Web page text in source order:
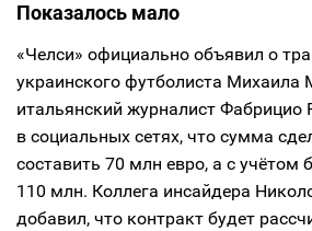
Показалось мало
«Челси» официально объявил о
украинского футболиста Михаила
итальянский журналист
в социальных сетях, что сумма
составить 70 млн евро, а с учётом
110 млн. Коллега инсайдера
добавил, что контракт будет